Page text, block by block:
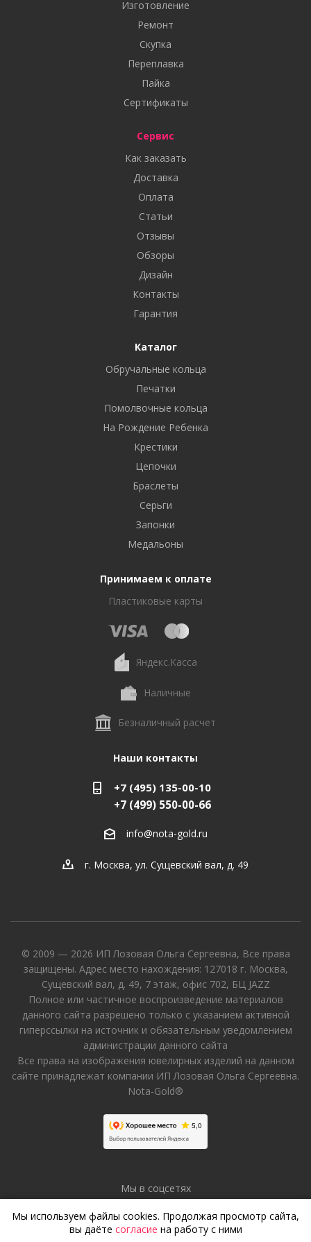
Изготовление
Ремонт
Скупка
Переплавка
Пайка
Сертификаты
Сервис
Как заказать
Доставка
Оплата
Статьи
Отзывы
Обзоры
Дизайн
Контакты
Гарантия
Каталог
Обручальные кольца
Печатки
Помолвочные кольца
На Рождение Ребенка
Крестики
Цепочки
Браслеты
Серьги
Запонки
Медальоны
Принимаем к оплате
Пластиковые карты
Яндекс.Касса
Наличные
Безналичный расчет
Наши контакты
+7 (495) 135-00-10
+7 (499) 550-00-66
info@nota-gold.ru
г. Москва, ул. Сущевский вал, д. 49
© 2009 — 2026 ИП Лозовая Ольга Сергеевна, Все права
защищены. Адрес место нахождения: 127018 г. Москва,
Сущевский вал, д. 49, 7 этаж, офис 702, БЦ JAZZ
Полное или частичное воспроизведение материалов
данного сайта разрешено только с указанием активной
гиперссылки на источник и обязательным уведомлением
администрации данного сайта
Все права на изображения ювелирных изделий на данном
сайте принадлежат компании ИП Лозовая Ольга Сергеевна.
Nota-Gold®
Мы в соцсетях
Мы используем файлы cookies. Продолжая просмотр сайта,
вы даёте согласие на работу с ними